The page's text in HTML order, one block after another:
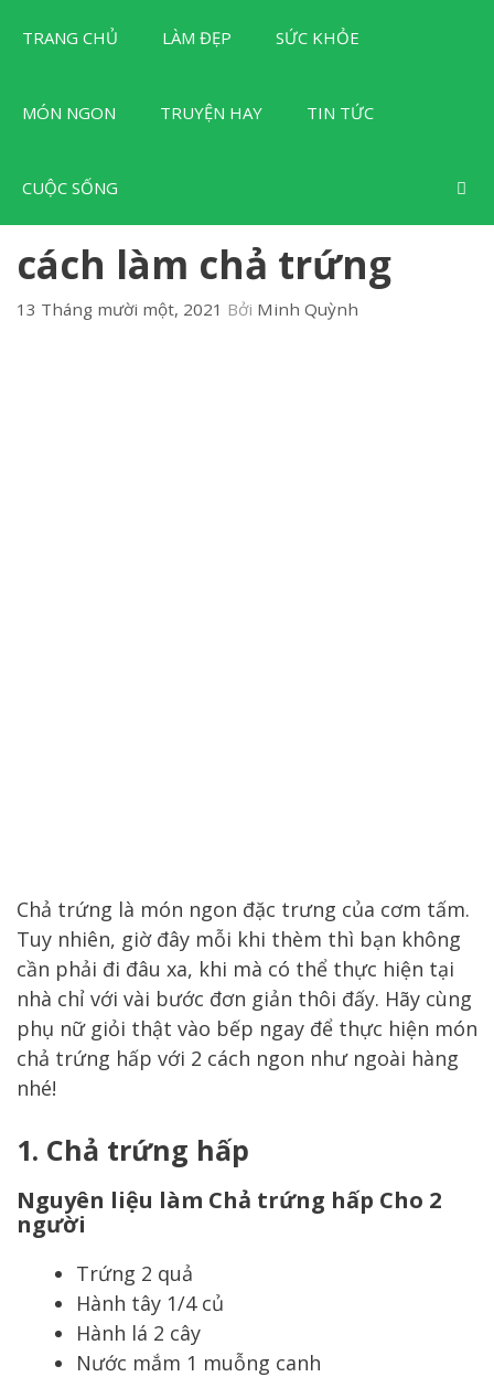
đến
dung
TRANG CHỦ LÀM ĐẸP SỨC KHỎE
MÓN NGON TRUYỆN HAY TIN TỨC
CUỘC SỐNG
cách làm chả trứng
13 Tháng mười một, 2021 Bởi Minh Quỳnh
Chả trứng là món ngon đặc trưng của cơm tấm.
Tuy nhiên, giờ đây mỗi khi thèm thì bạn không
cần phải đi đâu xa, khi mà có thể thực hiện tại
nhà chỉ với vài bước đơn giản thôi đấy. Hãy cùng
phụ nữ giỏi thật vào bếp ngay để thực hiện món
chả trứng hấp với 2 cách ngon như ngoài hàng
nhé!
1. Chả trứng hấp
Nguyên liệu làm Chả trứng hấp Cho 2
người
Trứng 2 quả
Hành tây 1/4 củ
Hành lá 2 cây
Nước mắm 1 muỗng canh